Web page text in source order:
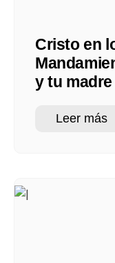
Cristo en
y tu madre
Leer más